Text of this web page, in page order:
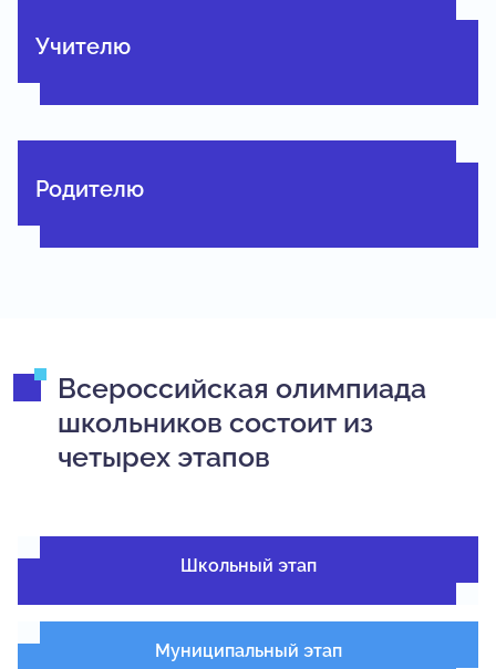
Учителю
Родителю
Всероссийская олимпиада
школьников состоит из
четырех этапов
Школьный этап
Муниципальный этап